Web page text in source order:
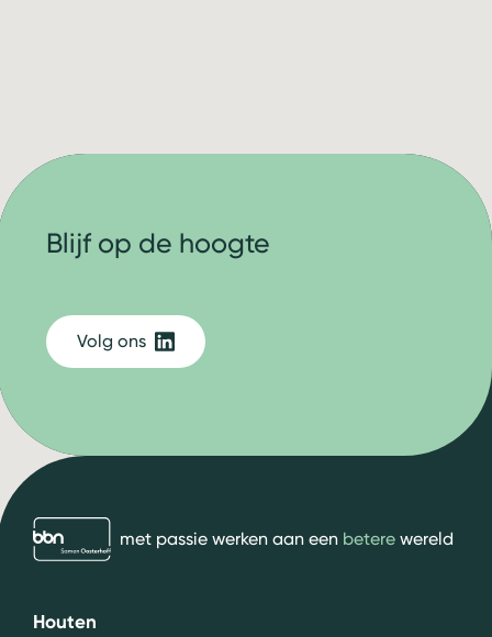
bbn adviseursmet passie werken aan een beterewereld
Houten
Blijf op de hoogte
Volg ons